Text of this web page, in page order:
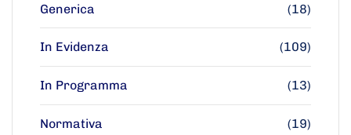
Generica (18)
In Evidenza (109)
In Programma (13)
Normativa (19)